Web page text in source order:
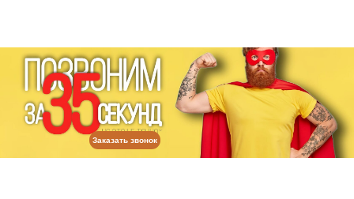
Заказать звонок